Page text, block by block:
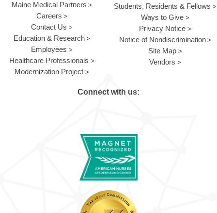
Maine Medical Partners
Careers
Contact Us
Education & Research
Employees
Healthcare Professionals
Modernization Project
Students, Residents & Fellows
Ways to Give
Privacy Notice
Notice of Nondiscrimination
Site Map
Vendors
Connect with us: